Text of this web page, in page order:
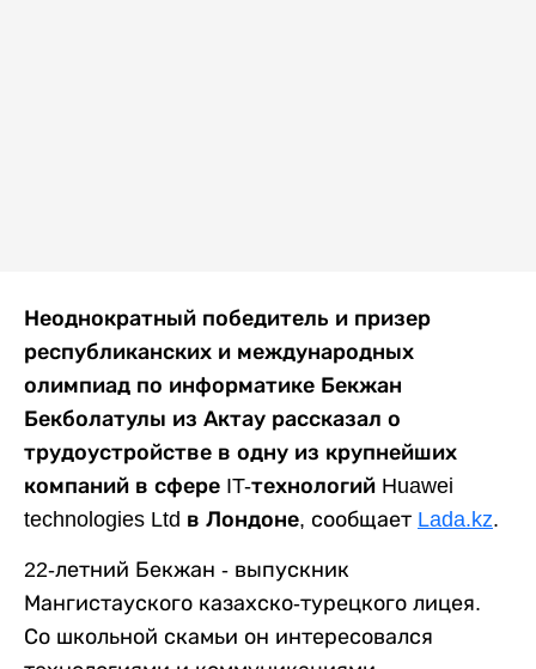
Неоднократный победитель и призер
республиканских и международных
олимпиад по информатике Бекжан
Бекболатулы из Актау рассказал о
трудоустройстве в одну из крупнейших
компаний в сфере IT-технологий Huawei
technologies Ltd в Лондоне, сообщает Lada.kz.
22-летний Бекжан - выпускник
Мангистауского казахско-турецкого лицея.
Со школьной скамьи он интересовался